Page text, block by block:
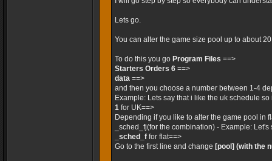
Lets go.
You can alter the game size pool up to about
To do this you go Program Files ==>
Starters Orders 6 ==>
data ==>
and then you choose a number between 1-4
Example: Lets say that i like the uk schedule so
1 for UK==>
Depending if you like to alter the game pool in
_sched_fj(for the combination) - Example:
_sched_f for flat==>
Go to the first line and change [pool] (with the